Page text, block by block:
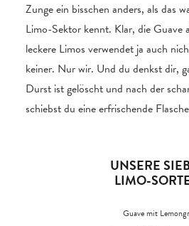
Zunge ein bisschen anders, als das
Limo-Sektor kennt. Klar, die Guave
leckere Limos verwendet ja auch
keiner. Nur wir. Und du denkst dir,
Durst ist gelöscht und nach der
schiebst du eine erfrischende
UNSERE
LIMO-
Guave mit